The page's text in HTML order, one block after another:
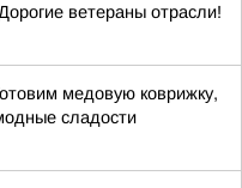
ветераны отрасли!
медовую коврижку,
сладости